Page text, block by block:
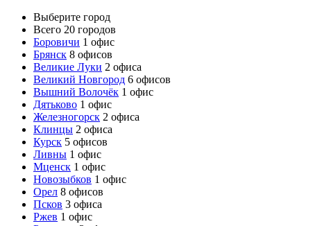
Выберите город
Всего 20 городов
Боровичи 1 офис
Брянск 8 офисов
Великие Луки 2 офиса
Великий Новгород 6 офисов
Вышний Волочёк 1 офис
Дятьково 1 офис
Железногорск 2 офиса
Клинцы 2 офиса
Курск 5 офисов
Ливны 1 офис
Мценск 1 офис
Новозыбков 1 офис
Орел 8 офисов
Псков 3 офиса
Ржев 1 офис